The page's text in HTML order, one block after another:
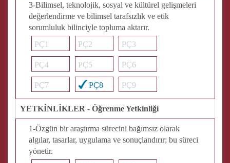
3-Bilimsel, teknolojik, sosyal ve kültürel gelişmeleri
değerlendirme ve bilimsel tarafsızlık ve etik
sorumluluk bilinciyle topluma aktarır.
PÇ1
PÇ2 PÇ3
PÇ4 PÇ5 PÇ6
PÇ7 PÇ8 PÇ9
YETKİNLİKLER - Öğrenme Yetkinliği
1-Özgün bir araştırma sürecini bağımsız olarak
algılar, tasarlar, uygulama ve sonuçlandırır; bu süreci
yönetir.